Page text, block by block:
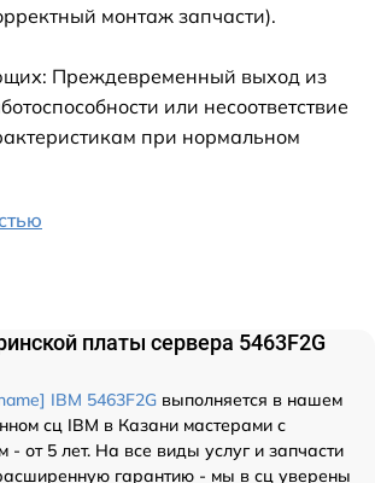
монтаж запчасти).
Преждевременный выход из
или несоответствие
при нормальном
платы сервера 5463F2G
IBM 5463F2G выполняется в нашем
сц IBM в Казани мастерами с
- от 5 лет. На все виды услуг и запчасти
гарантию - мы в сц уверены